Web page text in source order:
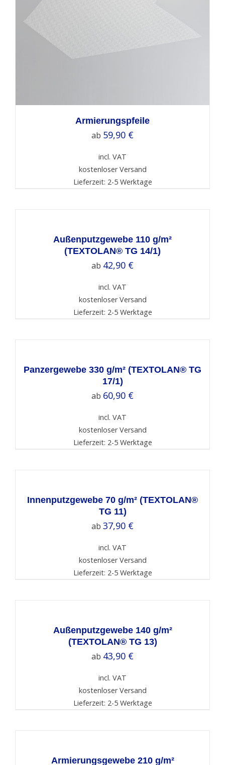
Armierungspfeile
ab 59,90 €
incl. VAT
kostenloser Versand
Lieferzeit: 2-5 Werktage
Außenputzgewebe 110 g/m²
(TEXTOLAN® TG 14/1)
ab 42,90 €
incl. VAT
kostenloser Versand
Lieferzeit: 2-5 Werktage
DETAILS
Panzergewebe 330 g/m² (TEXTOLAN® TG
17/1)
ab 60,90 €
incl. VAT
kostenloser Versand
Lieferzeit: 2-5 Werktage
DETAILS
Innenputzgewebe 70 g/m² (TEXTOLAN®
TG 11)
ab 37,90 €
incl. VAT
kostenloser Versand
Lieferzeit: 2-5 Werktage
Außenputzgewebe 140 g/m²
(TEXTOLAN® TG 13)
ab 43,90 €
incl. VAT
kostenloser Versand
Lieferzeit: 2-5 Werktage
Armierungsgewebe 210 g/m²